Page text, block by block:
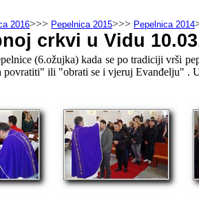
2016>>> Pepelnica 2015>>> Pepelnica 2014
crkvi u Vidu
(6.ožujka) kada se po tradiciji vrši
povratiti" ili "obrati se i vjeruj Evanđelju" .